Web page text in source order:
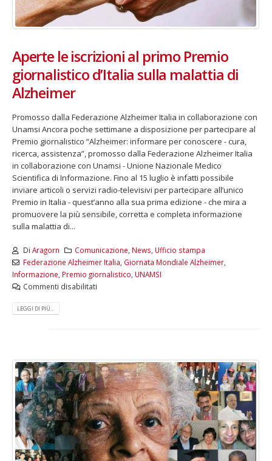
Aperte le iscrizioni al primo Premio
giornalistico d’Italia sulla malattia di
Alzheimer
Promosso dalla Federazione Alzheimer Italia in collaborazione con
Unamsi Ancora poche settimane a disposizione per partecipare al
Premio giornalistico “Alzheimer: informare per conoscere - cura,
ricerca, assistenza”, promosso dalla Federazione Alzheimer Italia
in collaborazione con Unamsi - Unione Nazionale Medico
Scientifica di Informazione. Fino al 15 luglio è infatti possibile
inviare articoli o servizi radio-televisivi per partecipare all’unico
Premio in Italia - quest’anno alla sua prima edizione - che mira a
promuovere la più sensibile, corretta e completa informazione
sulla malattia di...
Di Aragorn Comunicazione News Ufficio stampa
Federazione Alzheimer Italia Giornata Mondiale Alzheimer,
Informazione Premio giornalistico UNAMSI
Commenti disabilitati
LEGGI DI PIÙ...